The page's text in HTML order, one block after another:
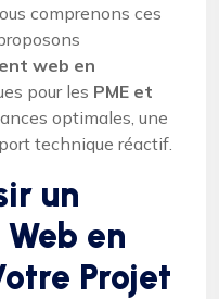
comprenons ces
web en
pour les PME et
optimales, une
technique réactif.
un
en
Projet